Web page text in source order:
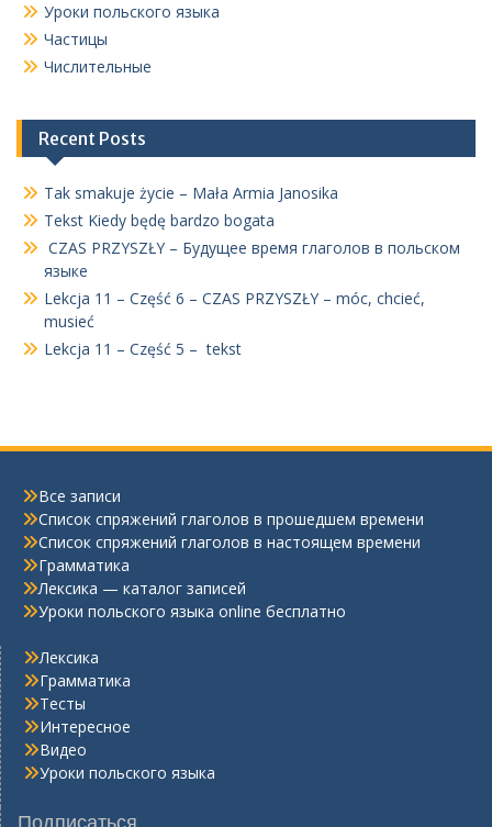
Уроки польского языка
Частицы
Числительные
Recent Posts
Tak smakuje życie – Mała Armia Janosika
Tekst Kiedy będę bardzo bogata
CZAS PRZYSZŁY – Будущее время глаголов в польском
языке
Lekcja 11 – Część 6 – CZAS PRZYSZŁY – móc, chcieć,
musieć
Lekcja 11 – Część 5 – tekst
Все записи
Список спряжений глаголов в прошедшем времени
Список спряжений глаголов в настоящем времени
Грамматика
Лексика — каталог записей
Уроки польского языка online бесплатно
Лексика
Грамматика
Тесты
Интересное
Видео
Уроки польского языка